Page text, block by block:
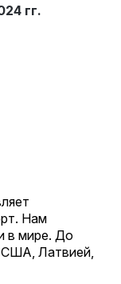
гг.
Нам
в мире. До
США, Латвией,